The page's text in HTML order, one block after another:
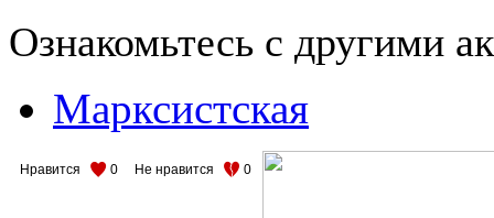
Ознакомьтесь с другими
Марксистская
Нравится 0 Не нравится 0